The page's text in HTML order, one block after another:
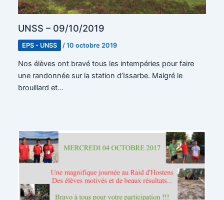
UNSS – 09/10/2019
EPS - UNSS /10 octobre 2019
Nos élèves ont bravé tous les intempéries pour faire
une randonnée sur la station d’Issarbe. Malgré le
brouillard et…